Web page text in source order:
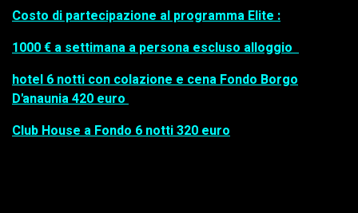
Costo di partecipazione al programma Elite :
1000 € a settimana a persona escluso alloggio
hotel 6 notti con colazione e cena Fondo Borgo
D'anaunia 420 euro
Club House a Fondo 6 notti 320 euro